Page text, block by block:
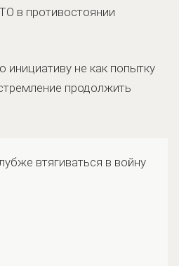
в противостоянии
инициативу не как попытку
продолжить
втягиваться в войну